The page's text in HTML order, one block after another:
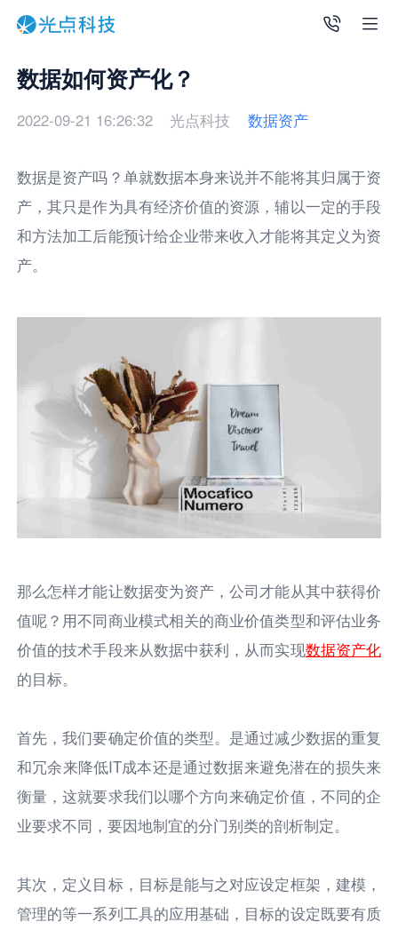
数据如何资产化？
2022-09-21 16:26:32 光点科技 数据资产
数据是资产吗？单就数据本身来说并不能将其归属于资
产，其只是作为具有经济价值的资源，辅以一定的手段
和方法加工后能预计给企业带来收入才能将其定义为资
产。
那么怎样才能让数据变为资产，公司才能从其中获得价
值呢？用不同商业模式相关的商业价值类型和评估业务
价值的技术手段来从数据中获利，从而实现数据资产化
的目标。
首先，我们要确定价值的类型。是通过减少数据的重复
和冗余来降低IT成本还是通过数据来避免潜在的损失来
衡量，这就要求我们以哪个方向来确定价值，不同的企
业要求不同，要因地制宜的分门别类的剖析制定。
其次，定义目标，目标是能与之对应设定框架，建模，
管理的等一系列工具的应用基础，目标的设定既要有质